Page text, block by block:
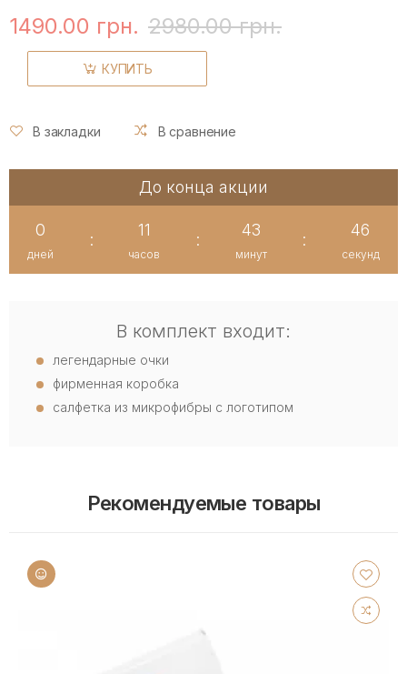
1490.00 грн. 2980.00 грн.
КУПИТЬ
В закладки В сравнение
До конца акции
0
дней
:
11
часов
:
43
минут
:
45
секунд
В комплект входит:
легендарные очки
фирменная коробка
салфетка из микрофибры с логотипом
Рекомендуемые товары